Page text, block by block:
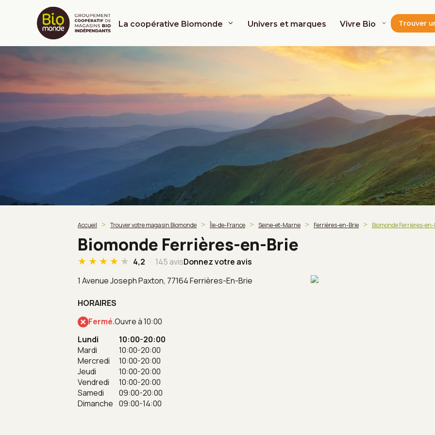
La coopérative Biomonde Univers et marques Vivre Bio Trouver
Accueil Trouver votre magasin Biomonde Île-de-France Seine-et-Marne Ferrières-en-Brie Biomonde Ferrières-
Biomonde Ferrières-en-Brie
4,2 145 avisDonnez votre avis
1 Avenue Joseph Paxton, 77164 Ferrières-En-Brie
HORAIRES
Fermé.Ouvre à 10:00
Lundi
10:00-20:00
Mardi
10:00-20:00
Mercredi
10:00-20:00
Jeudi
10:00-20:00
Vendredi
10:00-20:00
Samedi
09:00-20:00
Dimanche 09:00-14:00